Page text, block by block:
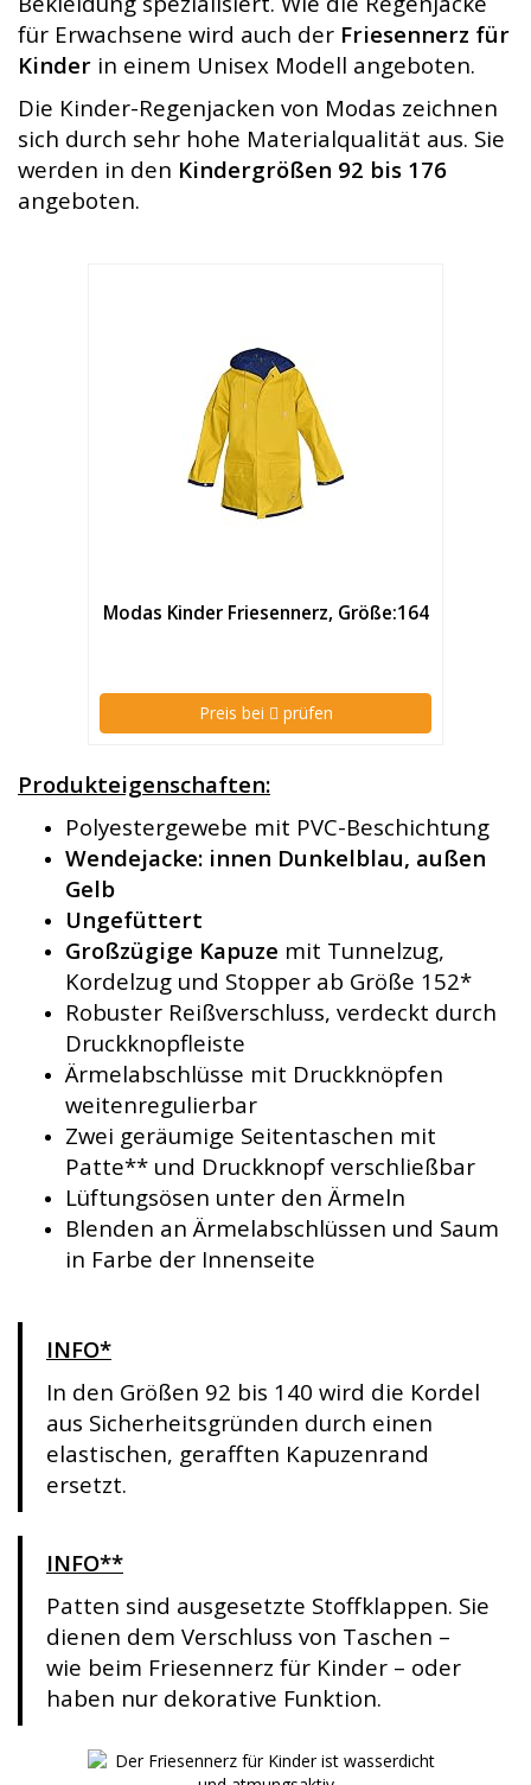
für Erwachsene wird auch der Friesennerz für
Kinder in einem Unisex Modell angeboten.
Die Kinder-Regenjacken von Modas zeichnen
sich durch sehr hohe Materialqualität aus. Sie
werden in den Kindergrößen 92 bis 176
angeboten.
Modas Kinder Friesennerz, Größe:164
Preis bei prüfen
Produkteigenschaften:
Polyestergewebe mit PVC-Beschichtung
Wendejacke: innen Dunkelblau, außen
Gelb
Ungefüttert
Großzügige Kapuze mit Tunnelzug,
Kordelzug und Stopper ab Größe 152*
Robuster Reißverschluss, verdeckt durch
Druckknopfleiste
Ärmelabschlüsse mit Druckknöpfen
weitenregulierbar
Zwei geräumige Seitentaschen mit
Patte** und Druckknopf verschließbar
Lüftungsösen unter den Ärmeln
Blenden an Ärmelabschlüssen und Saum
in Farbe der Innenseite
INFO*
In den Größen 92 bis 140 wird die Kordel
aus Sicherheitsgründen durch einen
elastischen, gerafften Kapuzenrand
ersetzt.
INFO**
Patten sind ausgesetzte Stoffklappen. Sie
dienen dem Verschluss von Taschen –
wie beim Friesennerz für Kinder – oder
haben nur dekorative Funktion.